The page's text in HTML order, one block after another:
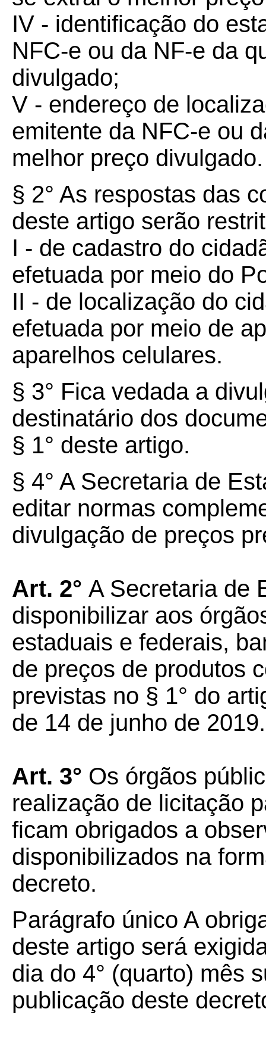
IV - identificação do
NFC-e ou da NF-e da
divulgado;
V - endereço de
emitente da NFC-e ou
melhor preço divulgado.
§ 2° As respostas das
deste artigo serão
I - de cadastro do
efetuada por meio do
II - de localização do
efetuada por meio de
aparelhos celulares.
§ 3° Fica vedada a
destinatário dos
§ 1° deste artigo.
§ 4° A Secretaria de
editar normas
divulgação de preços
Art. 2° A Secretaria de
disponibilizar aos
estaduais e federais,
de preços de produtos
previstas no § 1° do
de 14 de junho de 2019.
Art. 3° Os órgãos
realização de licitação
ficam obrigados a
disponibilizados na
decreto.
Parágrafo único A
deste artigo será
dia do 4° (quarto) mês
publicação deste